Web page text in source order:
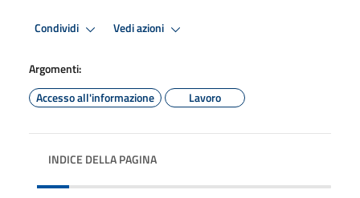
Condividi Vedi azioni
Argomenti:
Accesso all'informazione
Lavoro
INDICE DELLA PAGINA